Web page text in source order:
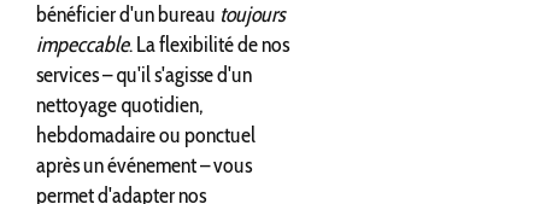
bénéficier d'un bureau toujours
impeccable. La flexibilité de nos
services – qu'il s'agisse d'un
nettoyage quotidien,
hebdomadaire ou ponctuel
après un événement – vous
permet d'adapter nos